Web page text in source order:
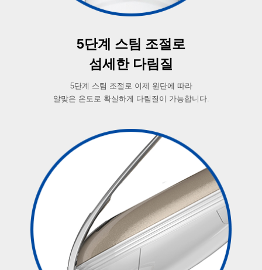
5단계 스팀 조절로
섬세한 다림질
5단계 스팀 조절로 이제 원단에 따라
알맞은 온도로 확실하게 다림질이 가능합니다.